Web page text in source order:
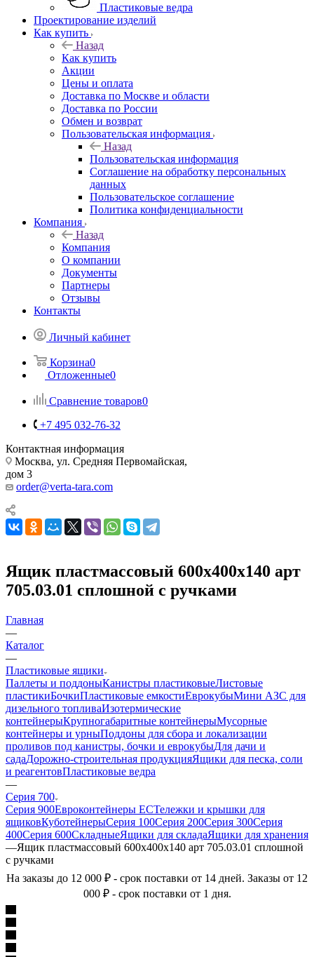
Пластиковые ведра
Проектирование изделий
Как купить
Назад
Как купить
Акции
Цены и оплата
Доставка по Москве и области
Доставка по России
Обмен и возврат
Пользовательская информация
Назад
Пользовательская информация
Соглашение на обработку персональных
данных
Пользовательское соглашение
Политика конфиденциальности
Компания
Назад
Компания
О компании
Документы
Партнеры
Отзывы
Контакты
Личный кабинет
Корзина0
Отложенные0
Сравнение товаров0
+7 495 032-76-32
Контактная информация
Москва, ул. Средняя Первомайская,
дом 3
order@verta-tara.com
Ящик пластмассовый 600х400х140 арт
705.03.01 сплошной с ручками
Главная
—
Каталог
—
Пластиковые ящики
Паллеты и поддоныКанистры пластиковыеЛистовые
пластикиБочкиПластиковые емкостиЕврокубыМини АЗС для
дизельного топливаИзотермические
контейнерыКрупногабаритные контейнерыМусорные
контейнеры и урныПоддоны для сбора и локализации
проливов под канистры, бочки и еврокубыДля дачи и
садаДорожно-строительная продукцияЯщики для песка, соли
и реагентовПластиковые ведра
—
Серия 700
Серия 900Евроконтейнеры ЕСТележки и крышки для
ящиковКуботейнерыСерия 100Серия 200Серия 300Серия
400Серия 600СкладныеЯщики для складаЯщики для хранения
—Ящик пластмассовый 600х400х140 арт 705.03.01 сплошной
с ручками
На заказы до 12 000 ₽ - срок поставки от 14 дней. Заказы от 12
000 ₽ - срок поставки от 1 дня.